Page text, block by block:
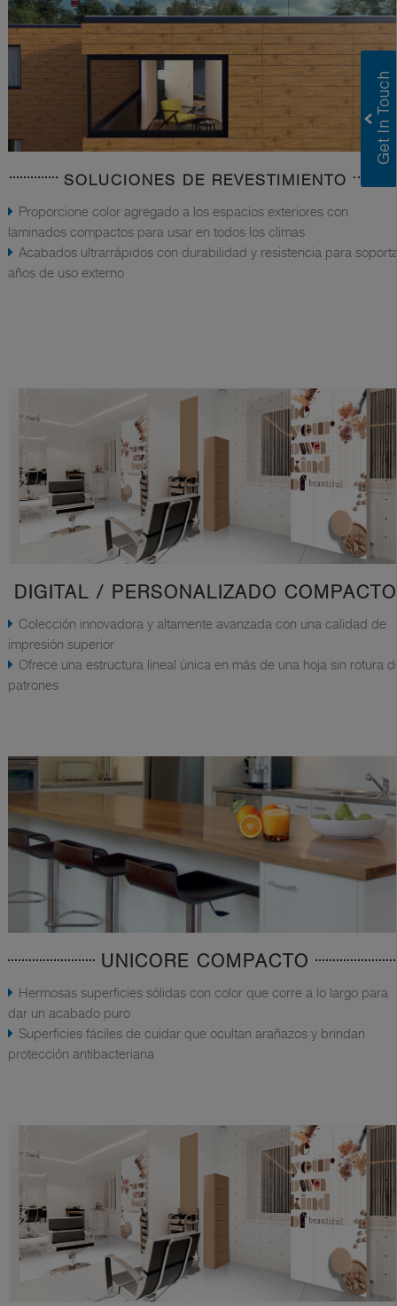
SOLUCIONES DE REVESTIMIENTO
Proporcione color agregado a los espacios exteriores con
laminados compactos para usar en todos los climas
Acabados ultrarrápidos con durabilidad y resistencia para
años de uso externo
DIGITAL / PERSONALIZADO COMPACTO
Colección innovadora y altamente avanzada con una calidad de
impresión superior
Ofrece una estructura lineal única en más de una hoja sin rotura
patrones
UNICORE COMPACTO
Hermosas superficies sólidas con color que corre a lo largo para
dar un acabado puro
Superficies fáciles de cuidar que ocultan arañazos y brindan
protección antibacteriana